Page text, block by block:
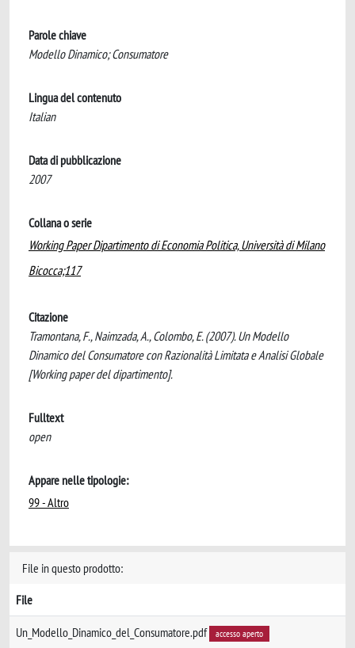
Parole chiave
Modello Dinamico; Consumatore
Lingua del contenuto
Italian
Data di pubblicazione
2007
Collana o serie
Working Paper Dipartimento di Economia Politica, Università di Milano
Bicocca;117
Citazione
Tramontana, F., Naimzada, A., Colombo, E. (2007). Un Modello
Dinamico del Consumatore con Razionalità Limitata e Analisi Globale
[Working paper del dipartimento].
Fulltext
open
Appare nelle tipologie:
99 - Altro
File in questo prodotto:
File
Un_Modello_Dinamico_del_Consumatore.pdf accesso aperto